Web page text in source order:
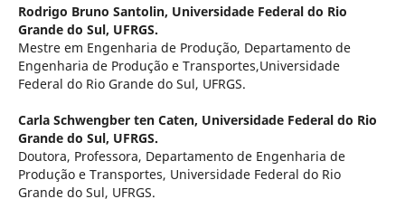
Rodrigo Bruno Santolin, Universidade Federal do Rio
Grande do Sul, UFRGS.
Mestre em Engenharia de Produção, Departamento de
Engenharia de Produção e Transportes,Universidade
Federal do Rio Grande do Sul, UFRGS.
Carla Schwengber ten Caten, Universidade Federal do Rio
Grande do Sul, UFRGS.
Doutora, Professora, Departamento de Engenharia de
Produção e Transportes, Universidade Federal do Rio
Grande do Sul, UFRGS.